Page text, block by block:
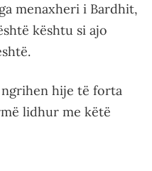
menaxheri i Bardhit,
kështu si ajo
hije të forta
lidhur me këtë